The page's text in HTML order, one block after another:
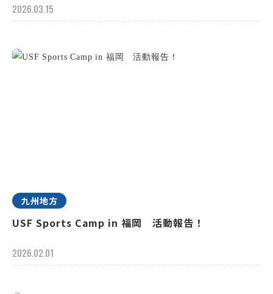
2026.03.15
九州地方
USF Sports Camp in 福岡 活動報告！
2026.02.01